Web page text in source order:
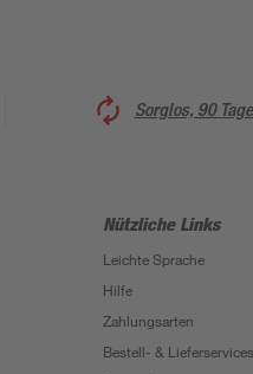
Sorglos, 90
Nützliche Links
Leichte Sprache
Hilfe
Zahlungsarten
Bestell- & Lieferservices